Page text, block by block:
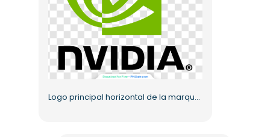
Logo principal horizontal de la marque Nvidia, icône œil noir vert, PNG gratuit